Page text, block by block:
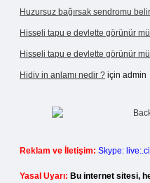
Huzursuz bağırsak sendromu
Hisseli tapu e devlette görünür
Hisseli tapu e devlette görünür
Hidiv in anlamı nedir ? için admin
Reklam ve İletişim: Skype:
Yasal Uyarı: Bu internet sitesi,